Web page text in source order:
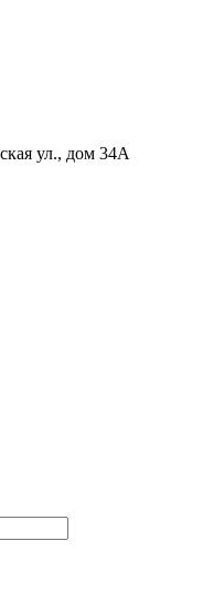
ул., дом 34А